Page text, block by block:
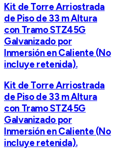
Kit de Torre Arriostrada
de Piso de 33 m Altura
con Tramo STZ45G
Galvanizado por
Inmersión en Caliente (No
incluye retenida).
Kit de Torre Arriostrada
de Piso de 33 m Altura
con Tramo STZ45G
Galvanizado por
Inmersión en Caliente (No
incluye retenida).